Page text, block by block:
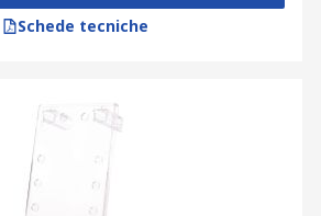
Schede tecniche